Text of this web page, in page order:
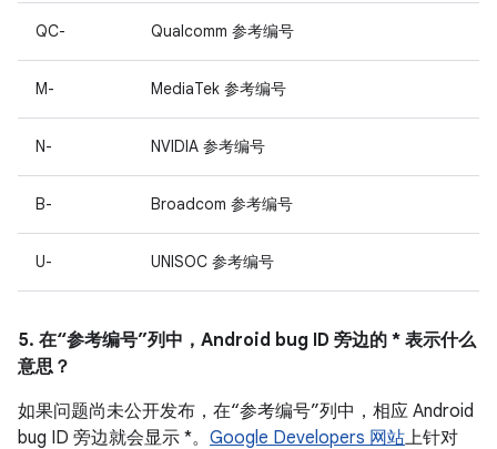
QC- Qualcomm 参考编号
M- MediaTek 参考编号
N- NVIDIA 参考编号
B- Broadcom 参考编号
U- UNISOC 参考编号
5. 在“参考编号”列中，Android bug ID 旁边的 * 表示什么
意思？
如果问题尚未公开发布，在“参考编号”列中，相应 Android
bug ID 旁边就会显示 *。 Google Developers 网站上针对